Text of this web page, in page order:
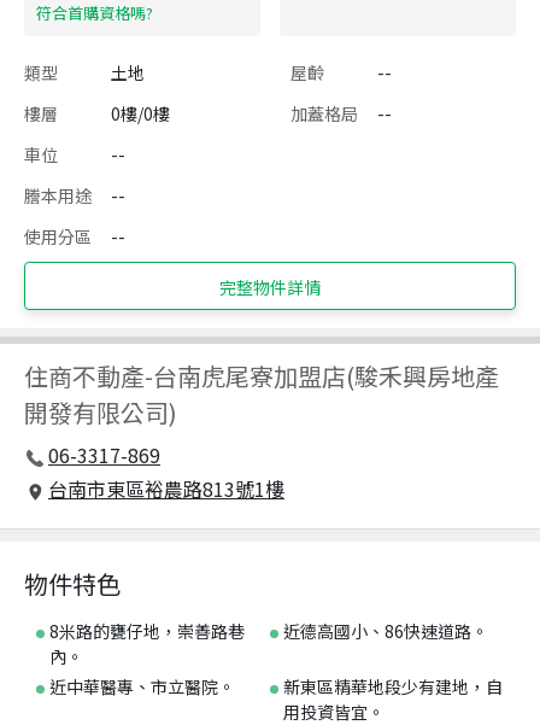
​符合首購資格嗎?
類型 土地 屋齡
--
樓層
0樓/0樓 加蓋格局
--
車位
--
謄本用途
--
使用分區
--
完整物件詳情
住商不動產-台南虎尾寮加盟店(駿禾興房地產
開發有限公司)
06-3317-869
台南市東區裕農路813號1樓
物件特色
8米路的甕仔地，崇善路巷
內。
近德高國小、86快速道路。
近中華醫專、市立醫院。
新東區精華地段少有建地，自
用投資皆宜。